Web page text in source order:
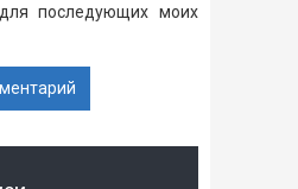
последующих моих